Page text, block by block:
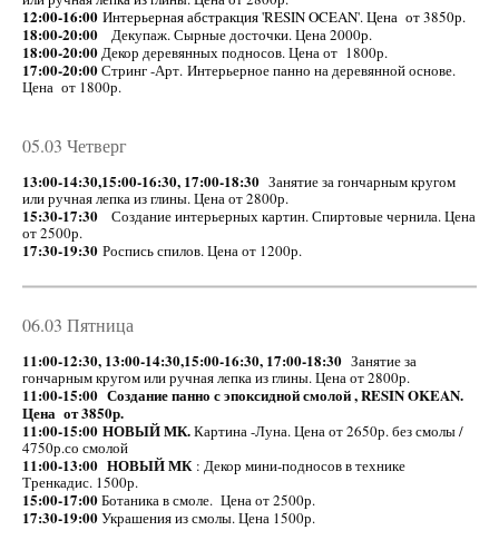
12:00-16:00 Интерьерная абстракция 'RESIN OCEAN'. Цена от 3850р.
18:00-20:00 Декупаж. Сырные досточки. Цена 2000р.
18:00-20:00Декор деревянных подносов. Цена от 1800р.
17:00-20:00Стринг -Арт. Интерьерное панно на деревянной основе.
Цена от 1800р.
05.03 Четверг
13:00-14:30,15:00-16:30, 17:00-18:30 Занятие за гончарным кругом
или ручная лепка из глины. Цена от 2800р.
15:30-17:30
Создание интерьерных картин. Спиртовые чернила. Цена
от 2500р.
17:30-19:30 Роспись спилов. Цена от 1200р.
06.03 Пятница
11:00-12:30, 13:00-14:30,15:00-16:30, 17:00-18:30 Занятие за
гончарным кругом или ручная лепка из глины. Цена от 2800р.
11:00-15:00 Создание панно с эпоксидной смолой , RESIN OKEAN.
Цена от 3850р.
11:00-15:00 НОВЫЙ МК.Картина -Луна. Цена от 2650р. без смолы /
4750р.со смолой
11:00-13:00 НОВЫЙ МК: Декор мини-подносов в технике
Тренкадис. 1500р.
15:00-17:00Ботаника в смоле. Цена от 2500р.
17:30-19:00Украшения из смолы. Цена 1500р.